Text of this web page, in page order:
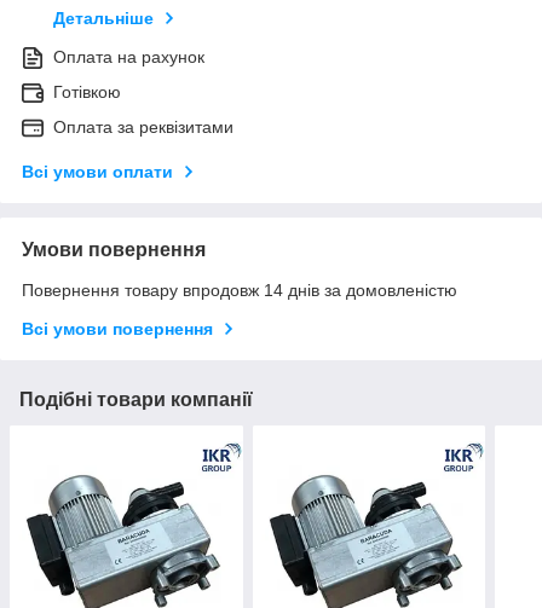
Детальніше
Оплата на рахунок
Готівкою
Оплата за реквізитами
Всі умови оплати
Умови повернення
Повернення товару впродовж 14 днів за домовленістю
Всі умови повернення
Подібні товари компанії